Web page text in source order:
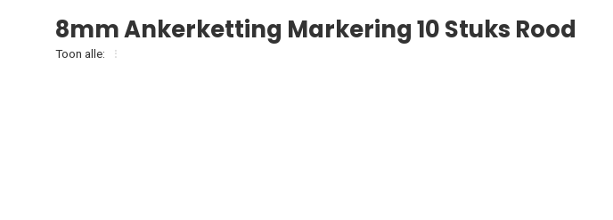
8mm Ankerketting Markering 10 Stuks Rood
Toon alle: